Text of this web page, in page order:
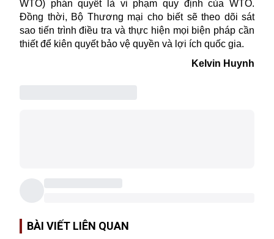
WTO) phán quyết là vi phạm quy định của WTO.
Đồng thời, Bộ Thương mại cho biết sẽ theo dõi sát
sao tiến trình điều tra và thực hiện mọi biện pháp cần
thiết để kiên quyết bảo vệ quyền và lợi ích quốc gia.
Kelvin Huynh
BÀI VIẾT LIÊN QUAN